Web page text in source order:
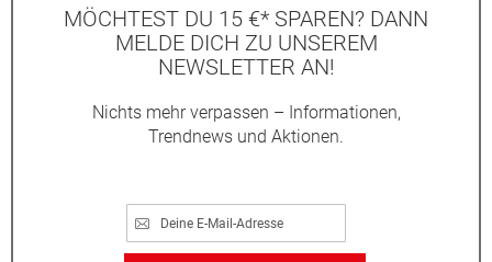
MÖCHTEST DU 15 €* SPAREN? DANN
MELDE DICH ZU UNSEREM
NEWSLETTER AN!
Nichts mehr verpassen – Informationen,
Trendnews und Aktionen.